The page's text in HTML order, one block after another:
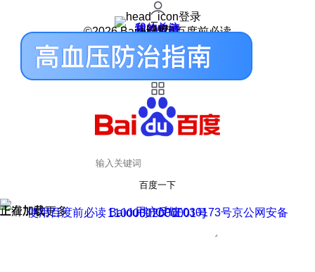
登录
我的关注
我的收藏
皮肤中心
用户反馈
设置
©2026 Baidu 使用百度前必读
百度一下
正在加载
上滑加载更多 用户反馈
使用百度前必读 Baidu 京ICP证030173号
京公网安备11000002000001号